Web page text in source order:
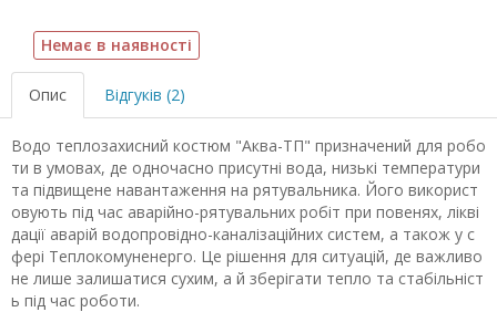
Немає в наявності
Опис Відгуків (2)
Водо теплозахисний костюм "Аква-ТП" призначений для робо
ти в умовах, де одночасно присутні вода, низькі температури
та підвищене навантаження на рятувальника. Його використ
овують під час аварійно-рятувальних робіт при повенях, лікві
дації аварій водопровідно-каналізаційних систем, а також у с
фері Теплокомуненерго. Це рішення для ситуацій, де важливо
не лише залишатися сухим, а й зберігати тепло та стабільніст
ь під час роботи.